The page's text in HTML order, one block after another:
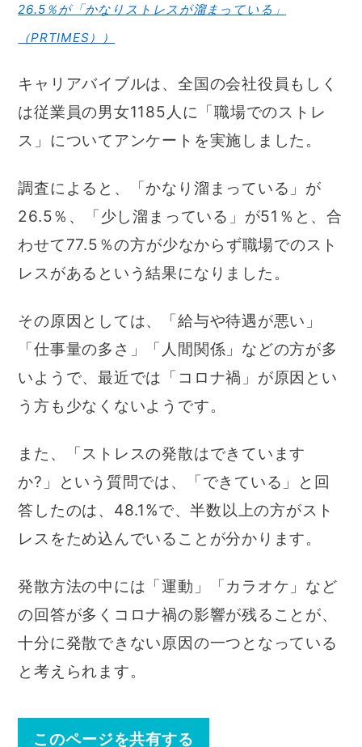
26.5％が「かなりストレスが溜まっている」
（PRTIMES））
キャリアバイブルは、全国の会社役員もしく
は従業員の男女1185人に「職場でのストレ
ス」についてアンケートを実施しました。
調査によると、「かなり溜まっている」が
26.5％、「少し溜まっている」が51％と、合
わせて77.5％の方が少なからず職場でのスト
レスがあるという結果になりました。
その原因としては、「給与や待遇が悪い」
「仕事量の多さ」「人間関係」などの方が多
いようで、最近では「コロナ禍」が原因とい
う方も少なくないようです。
また、「ストレスの発散はできています
か?」という質問では、「できている」と回
答したのは、48.1%で、半数以上の方がスト
レスをため込んでいることが分かります。
発散方法の中には「運動」「カラオケ」など
の回答が多くコロナ禍の影響が残ることが、
十分に発散できない原因の一つとなっている
と考えられます。
このページを共有する